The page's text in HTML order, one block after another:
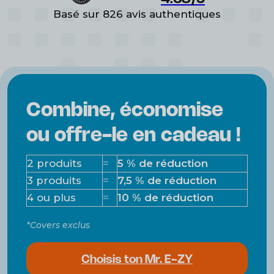
Facile et rapide à transporter
transporter sur votre épaule
grâce au sac fourni.
Utilise-le comme batterie externe
Basé sur 826 avis authentiques
Combine, économise
ou offre-le en cadeau !
2 produits =
5 % de réduction
3 produits
=
7,5 % de réduction
4 ou plus
= 10 % de réduction
*Covers exclus
Choisis ton Mr. E-ZY